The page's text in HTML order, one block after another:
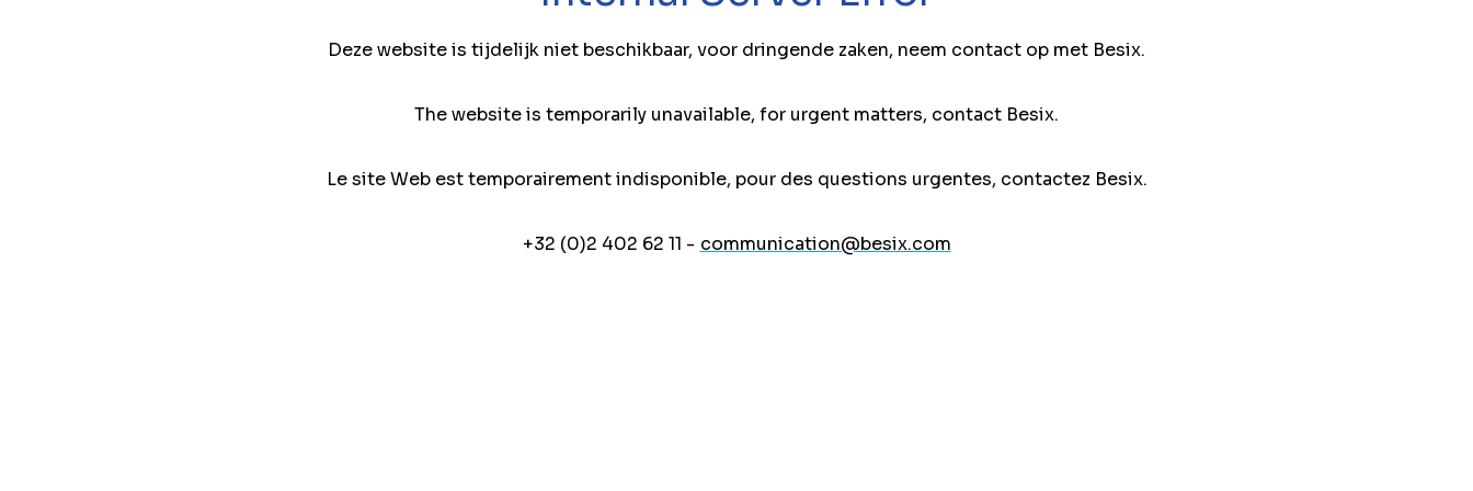
Deze website is tijdelijk niet beschikbaar, voor dringende zaken, neem contact op met Besix.
The website is temporarily unavailable, for urgent matters, contact Besix.
Le site Web est temporairement indisponible, pour des questions urgentes, contactez Besix.
+32 (0)2 402 62 11 - communication@besix.com